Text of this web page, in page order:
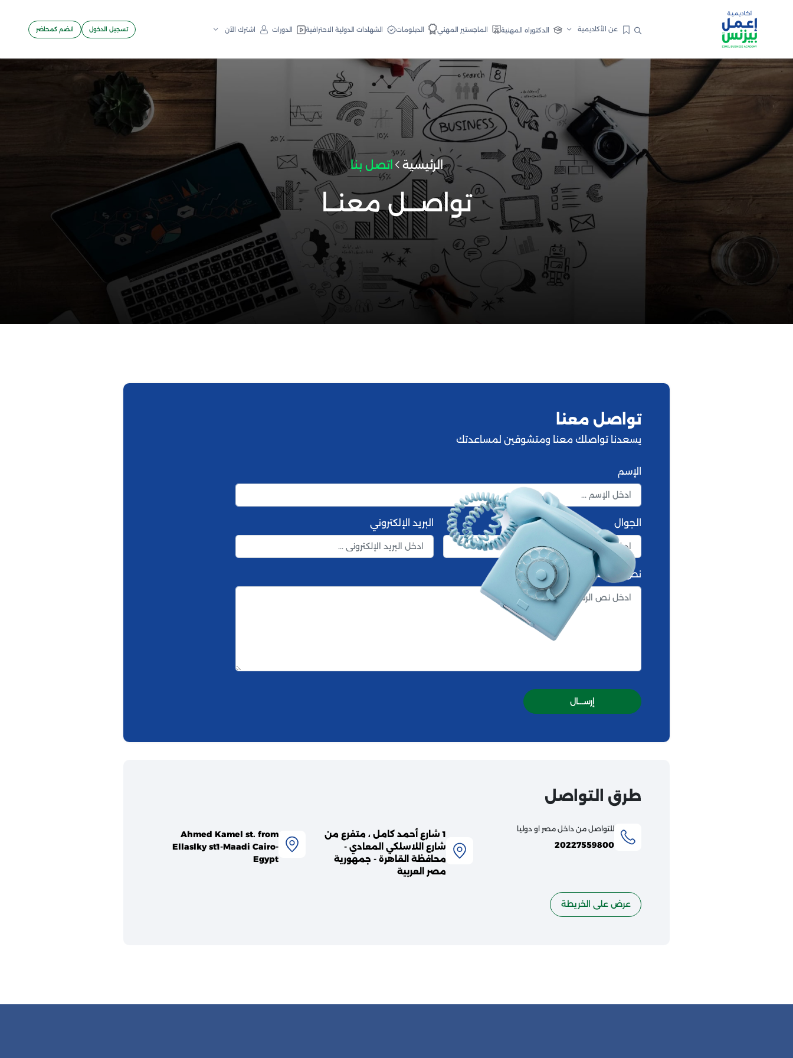
عن الأكاديمية الدكتوراه المهنية الماجستير المهني الدبلومات الشهادات الدولية الاحترافية الدورات اشترك الآن تسجيل الدخول انضم كمحاضر
الرئيسية اتصل بنا
تواصـــل معنــا
تواصل معنا
يسعدنا تواصلك معنا ومتشوقين لمساعدتك
الإسم
الجوال البريد الإلكتروني
نص الرسالة
إرســـال
طرق التواصل
للتواصل من داخل مصر او دوليا
20227559800
1 شارع أحمد كامل ، متفرع من
شارع اللاسلكي المعادي -
محافظة القاهرة - جمهورية
مصر العربية
Ahmed Kamel st. from
Ellaslky st1-Maadi Cairo-
Egypt
عرض على الخريطة